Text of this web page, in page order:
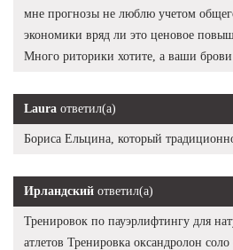
мне прогнозы не люблю учетом
экономики вряд ли это ценовое
Много риторики хотите, а ваши брови
Laura ответил(а)
Бориса Ельцина, который
Ирландский ответил(а)
Тренировок по пауэрлифтингу для
атлетов Тренировка оксандролон